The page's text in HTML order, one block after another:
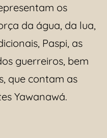
os
da água, da lua,
Paspi, as
guerreiros, bem
que contam as
Yawanawá.